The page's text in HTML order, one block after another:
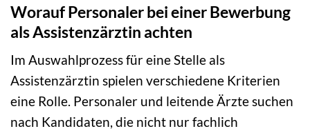
Worauf Personaler bei einer Bewerbung
als Assistenzärztin achten
Im Auswahlprozess für eine Stelle als
Assistenzärztin spielen verschiedene Kriterien
eine Rolle. Personaler und leitende Ärzte suchen
nach Kandidaten, die nicht nur fachlich